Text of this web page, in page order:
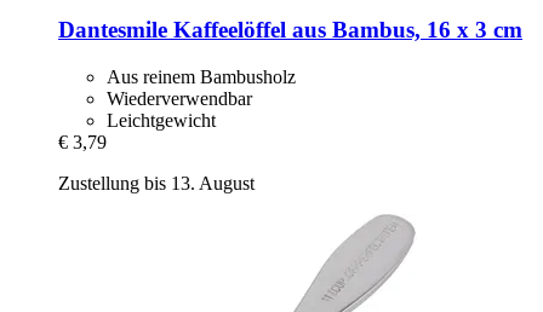
Dantesmile Kaffeelöffel aus Bambus, 16 x 3 cm
Aus reinem Bambusholz
Wiederverwendbar
Leichtgewicht
€ 3,79
Zustellung bis 13. August